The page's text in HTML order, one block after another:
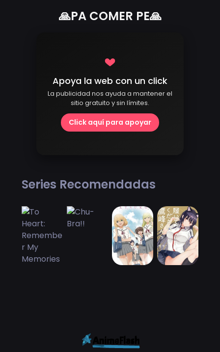
🙏PA COMER PE🙏
Apoya la web con un click
La publicidad nos ayuda a mantener el
sitio gratuito y sin límites.
Click aquí para apoyar
Series Recomendadas